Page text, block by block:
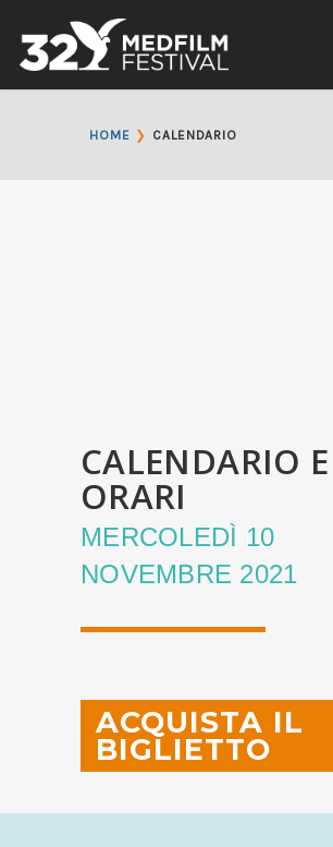
HOME ❯ CALENDARIO
CALENDARIO E
ORARI
MERCOLEDÌ 10
NOVEMBRE 2021
ACQUISTA IL
BIGLIETTO